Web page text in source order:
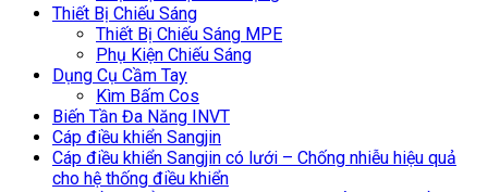
Thiết Bị Chiếu Sáng
Thiết Bị Chiếu Sáng MPE
Phụ Kiện Chiếu Sáng
Dụng Cụ Cầm Tay
Kìm Bấm Cos
Biến Tần Đa Năng INVT
Cáp điều khiển Sangjin
Cáp điều khiển Sangjin có lưới – Chống nhiễu hiệu quả
cho hệ thống điều khiển